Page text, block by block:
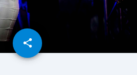
share
email